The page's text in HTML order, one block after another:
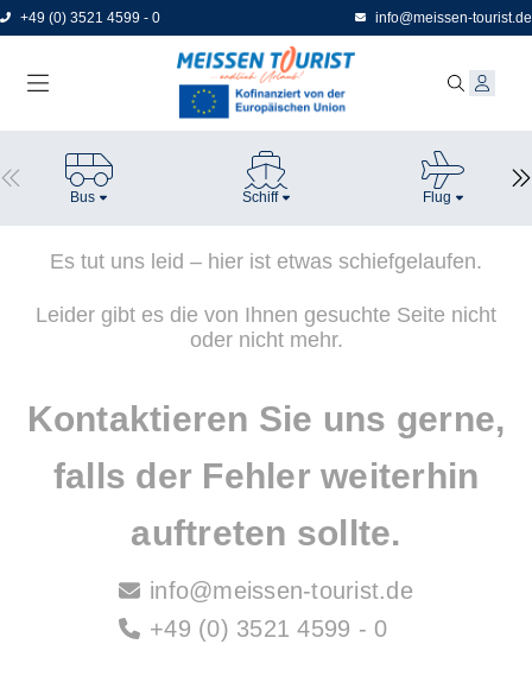
Direkt
zum
+49 (0) 3521 4599 - 0 info@meissen-tourist.de
Bus Schiff Flug
Es tut uns leid – hier ist etwas schiefgelaufen.
Leider gibt es die von Ihnen gesuchte Seite nicht
oder nicht mehr.
Kontaktieren Sie uns gerne,
falls der Fehler weiterhin
auftreten sollte.
info@meissen-tourist.de
+49 (0) 3521 4599 - 0